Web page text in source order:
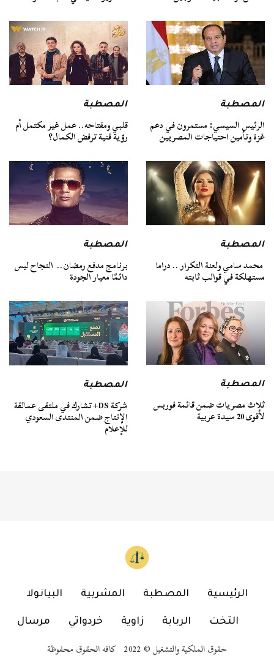
المصطبة
الرئيس السيسي: مستمرون في دعم
غزة وتأمين احتياجات المصريين
المصطبة
قلبي ومفتاحه.. عمل غير مكتمل أم
رؤية فنية ترفض الكمال؟
المصطبة
محمد سامي ولعنة التكرار .. دراما
مستهلكة في قوالب ثابته
المصطبة
برنامج مدفع رمضان.. النجاح ليس
دائمًا معيار الجودة
المصطبة
ثلاث مصريات ضمن قائمة فوربس
لأقوى 20 سيدة عربية
المصطبة
شركة DS+ تشارك في ملتقى عمالقة
الإنتاج ضمن المنتدى السعودي
للإعلام
الرئيسية المصطبة المشربية البيانولا
التخت الربابة زاوية خردواتي مرسال
حقوق الملكية والتشغيل © 2022 كافه الحقوق محفوظة